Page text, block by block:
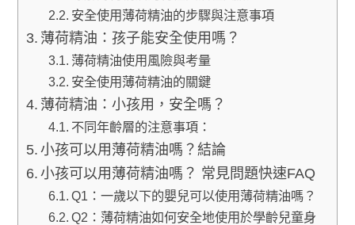
安全使用薄荷精油的步驟與注意事項
薄荷精油：孩子能安全使用嗎？
薄荷精油使用風險與考量
安全使用薄荷精油的關鍵
薄荷精油：小孩用，安全嗎？
不同年齡層的注意事項：
小孩可以用薄荷精油嗎？結論
小孩可以用薄荷精油嗎？ 常見問題快速FAQ
Q1：一歲以下的嬰兒可以使用薄荷精油嗎？
Q2：薄荷精油如何安全地使用於學齡兒童身